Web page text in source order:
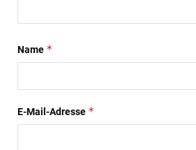
Name *
E-Mail-Adresse *